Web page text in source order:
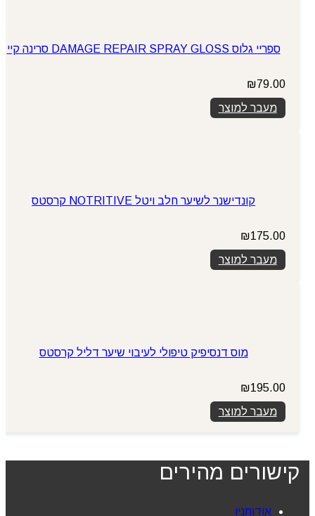
ספריי גלוס DAMAGE REPAIR SPRAY GLOSS סרינה קיי
₪79.00
מעבר למוצר
קונדישנר לשיער חלב ויטל NOTRITIVE קרסטס
₪175.00
מעבר למוצר
מוס דנסיפיק טיפולי לעיבוי שיער דליל קרסטס
₪195.00
מעבר למוצר
קישורים מהירים
אודותניו